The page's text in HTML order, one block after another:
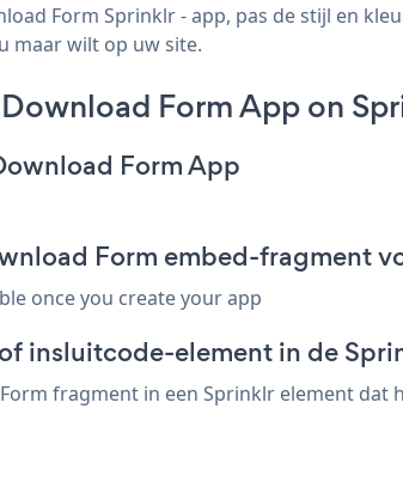
Form Sprinklr - app, pas de stijl en
maar wilt op uw site.
Form App on
Form App
Form embed-fragment
once you create your app
insluitcode-element in de
fragment in een Sprinklr element